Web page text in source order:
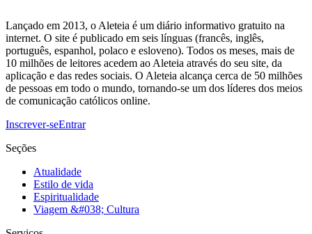
Lançado em 2013, o Aleteia é um diário informativo gratuito na
internet. O site é publicado em seis línguas (francês, inglês,
português, espanhol, polaco e esloveno). Todos os meses, mais de
10 milhões de leitores acedem ao Aleteia através do seu site, da
aplicação e das redes sociais. O Aleteia alcança cerca de 50 milhões
de pessoas em todo o mundo, tornando-se um dos líderes dos meios
de comunicação católicos online.
Inscrever-seEntrar
Seções
Atualidade
Estilo de vida
Espiritualidade
Viagem &#038; Cultura